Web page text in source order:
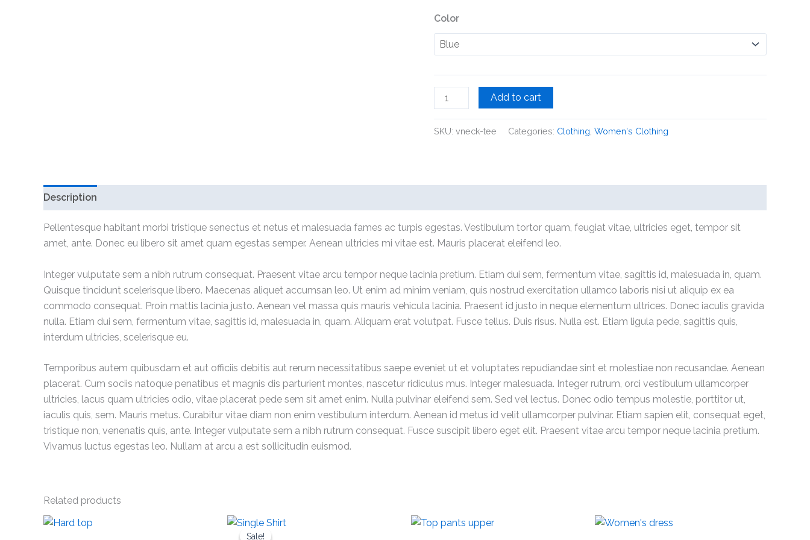
Color
Add to cart
SKU: vneck-tee Categories: Clothing, Women's Clothing
Description
Pellentesque habitant morbi tristique senectus et netus et malesuada fames ac turpis egestas. Vestibulum tortor quam, feugiat vitae, ultricies eget, tempor sit
amet, ante. Donec eu libero sit amet quam egestas semper. Aenean ultricies mi vitae est. Mauris placerat eleifend leo.
Integer vulputate sem a nibh rutrum consequat. Praesent vitae arcu tempor neque lacinia pretium. Etiam dui sem, fermentum vitae, sagittis id, malesuada in, quam.
Quisque tincidunt scelerisque libero. Maecenas aliquet accumsan leo. Ut enim ad minim veniam, quis nostrud exercitation ullamco laboris nisi ut aliquip ex ea
commodo consequat. Proin mattis lacinia justo. Aenean vel massa quis mauris vehicula lacinia. Praesent id justo in neque elementum ultrices. Donec iaculis gravida
nulla. Etiam dui sem, fermentum vitae, sagittis id, malesuada in, quam. Aliquam erat volutpat. Fusce tellus. Duis risus. Nulla est. Etiam ligula pede, sagittis quis,
interdum ultricies, scelerisque eu.
Temporibus autem quibusdam et aut officiis debitis aut rerum necessitatibus saepe eveniet ut et voluptates repudiandae sint et molestiae non recusandae. Aenean
placerat. Cum sociis natoque penatibus et magnis dis parturient montes, nascetur ridiculus mus. Integer malesuada. Integer rutrum, orci vestibulum ullamcorper
ultricies, lacus quam ultricies odio, vitae placerat pede sem sit amet enim. Nulla pulvinar eleifend sem. Sed vel lectus. Donec odio tempus molestie, porttitor ut,
iaculis quis, sem. Mauris metus. Curabitur vitae diam non enim vestibulum interdum. Aenean id metus id velit ullamcorper pulvinar. Etiam sapien elit, consequat eget,
tristique non, venenatis quis, ante. Integer vulputate sem a nibh rutrum consequat. Fusce suscipit libero eget elit. Praesent vitae arcu tempor neque lacinia pretium.
Vivamus luctus egestas leo. Nullam at arcu a est sollicitudin euismod.
Related products
Sale!
Sale!
Original
price